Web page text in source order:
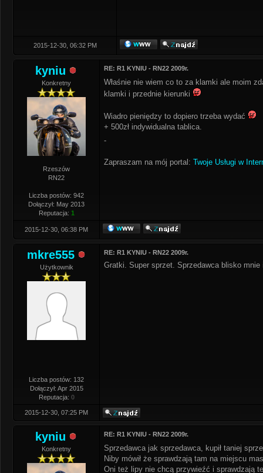
2015-12-30, 06:32 PM
kyniu
Konkretny
Rzeszów
RN22
Liczba postów: 942
Dołączył: May 2013
Reputacja: 1
RE: R1 KYNIU - RN22 2009r.
Właśnie nie wiem co to za klamki ale moim
klamki i przednie kierunki
Wiadro pieniędzy to dopiero trzeba wydać
+ 500zł indywidualna tablica.
-
Zapraszam na mój portal: Twoje Usługi w
2015-12-30, 06:38 PM
mkre555
Użytkownik
Liczba postów: 132
Dołączył: Apr 2015
Reputacja: 0
RE: R1 KYNIU - RN22 2009r.
Gratki. Super sprzet. Sprzedawca blisko
2015-12-30, 07:25 PM
kyniu
Konkretny
RE: R1 KYNIU - RN22 2009r.
Sprzedawca jak sprzedawca, kupił taniej
Niby mówił że sprawdzają tam na miejscu
Oni też lipy nie chcą przywieźć i sprawdzają